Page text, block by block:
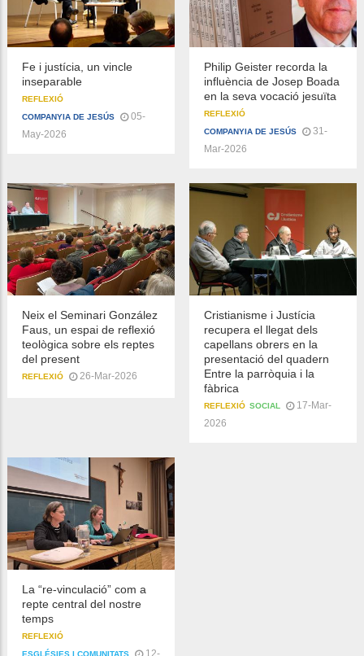
Fe i justícia, un vincle
inseparable
REFLEXIÓ
COMPANYIA DE JESÚS
05-
May-2026
Philip Geister recorda la
influència de Josep Boada
en la seva vocació jesuïta
REFLEXIÓ
COMPANYIA DE JESÚS
31-
Mar-2026
Neix el Seminari González
Faus, un espai de reflexió
teològica sobre els reptes
del present
REFLEXIÓ 26-Mar-2026
Cristianisme i Justícia
recupera el llegat dels
capellans obrers en la
presentació del quadern
Entre la parròquia i la
fàbrica
REFLEXIÓ SOCIAL
17-Mar-
2026
La “re-vinculació” com a
repte central del nostre
temps
REFLEXIÓ
ESGLÉSIES I COMUNITATS
12-